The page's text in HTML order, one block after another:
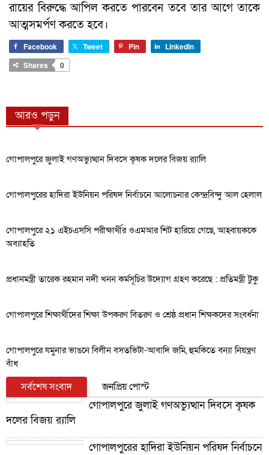
রায়ের বিরুদ্ধে আপিল করতে পারবেন তবে তার আগে তাকে
আত্মসমর্পণ করতে হবে।
Facebook Tweet Pin
LinkedIn
Shares
0
আরও পড়ুন
গোপালপুরে জুলাই গণঅভ্যুত্থান দিবসে কৃষক দলের বিজয় র‍্যালি
গোপালপুরের হাদিরা ইউনিয়ন পরিষদ নির্বাচনে আলোচনার কেন্দ্রবিন্দু আল হেলাল
গোপালপুরে ২১ এইচএসসি পরীক্ষার্থীর ওএমআর শিট হারিয়ে গেছে, আহ্বায়ককে
অব্যাহতি
প্রধানমন্ত্রী তারেক রহমান নদী খনন কর্মসূচির উদ্যোগ গ্রহণ করেছে : প্রতিমন্ত্রী টুকু
গোপালপুরে শিক্ষার্থীদের শিক্ষা উপকরণ বিতরণ ও শ্রেষ্ঠ প্রধান শিক্ষকদের সংবর্ধনা
গোপালপুরে যমুনার ভাঙনে বিলীন বসতভিটা-আবাদি জমি, হুমকিতে বন্যা নিয়ন্ত্রণ
বাঁধ
সর্বশেষ সংবাদ জনপ্রিয় পোস্ট
গোপালপুরে জুলাই গণঅভ্যুত্থান দিবসে কৃষক
দলের বিজয় র‍্যালি
গোপালপুরের হাদিরা ইউনিয়ন পরিষদ নির্বাচনে